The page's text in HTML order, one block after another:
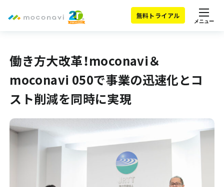
無料トライアル
メニュー
働き方大改革！moconavi＆
moconavi 050で事業の迅速化とコ
スト削減を同時に実現